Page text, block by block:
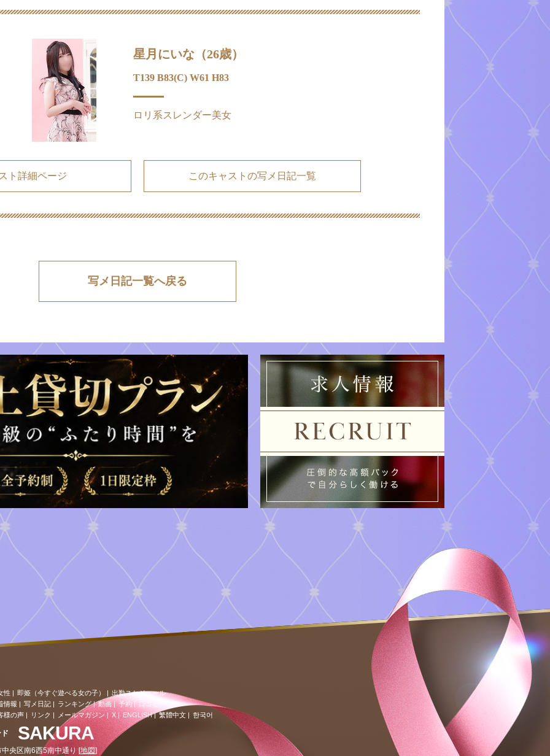
星月にいな（26歳）
T139 B83(C) W61 H83
ロリ系スレンダー美女
ト詳細ページ このキャストの写メ日記一覧
写メ日記一覧へ戻る
性 | 即姫（今すぐ遊べる女の子） | 出勤スケジュール
情報 | 写メ日記 | ランキング| 動画| 予約| 口コミ
様の声 | リンク | メールマガジン | X | ENGLISH | 繁體中文 | 한국어
SAKURA
央区南6西5南中通り [地図]